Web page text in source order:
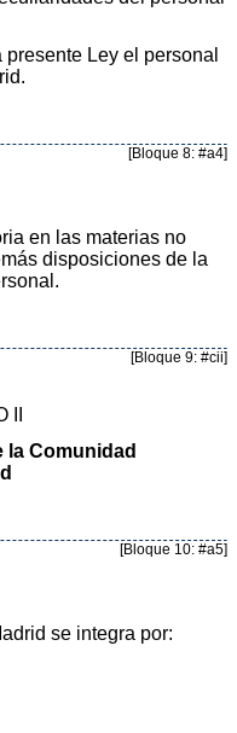
Ley el personal
[Bloque 8: #a4]
en las materias no
disposiciones de la
[Bloque 9: #cii]
la Comunidad
[Bloque 10: #a5]
se integra por: